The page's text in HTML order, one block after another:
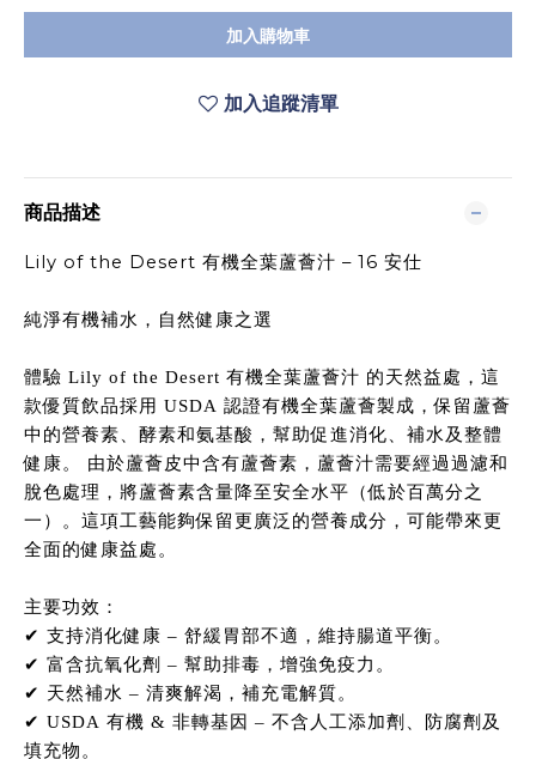
加入購物車
加入追蹤清單
商品描述
Lily of the Desert 有機全葉蘆薈汁 – 16 安仕
純淨有機補水，自然健康之選
體驗 Lily of the Desert 有機全葉蘆薈汁 的天然益處，這
款優質飲品採用 USDA 認證有機全葉蘆薈製成，保留蘆薈
中的營養素、酵素和氨基酸，幫助促進消化、補水及整體
健康。
由於蘆薈皮中含有蘆薈素，蘆薈汁需要經過過濾和
脫色處理，將蘆薈素含量降至安全水平（低於百萬分之
一）。這項工藝能夠保留更廣泛的營養成分，可能帶來更
全面的健康益處。
主要功效：
✔ 支持消化健康 – 舒緩胃部不適，維持腸道平衡。
✔ 富含抗氧化劑 – 幫助排毒，增強免疫力。
✔ 天然補水 – 清爽解渴，補充電解質。
✔ USDA 有機 & 非轉基因 – 不含人工添加劑、防腐劑及
填充物。